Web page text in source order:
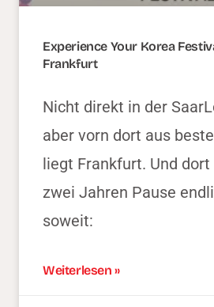
Experience Your Korea
Frankfurt
Nicht direkt in der
aber vorn dort aus
liegt Frankfurt. Und
zwei Jahren Pause
soweit:
Weiterlesen »